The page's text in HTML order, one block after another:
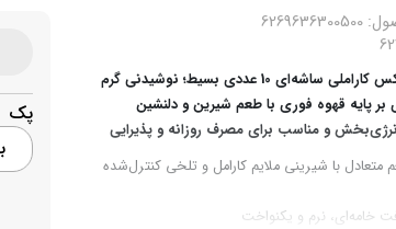
کافی میکس کاراملی ساشه‌ای 10 عددی بسیط؛ نوشیدنی گرم
بر پایه قهوه فوری با طعم شیرین و دلنشین
و مناسب برای مصرف روزانه و پذیرایی
متعادل با شیرینی ملایم کارامل و تلخی کنترل‌شده
خامه‌ای، نرم و یکنواخت
پک